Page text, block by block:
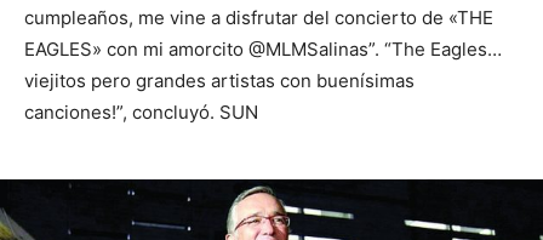
cumpleaños, me vine a disfrutar del concierto de «THE
EAGLES» con mi amorcito @MLMSalinas”. “The Eagles…
viejitos pero grandes artistas con buenísimas
canciones!”, concluyó. SUN